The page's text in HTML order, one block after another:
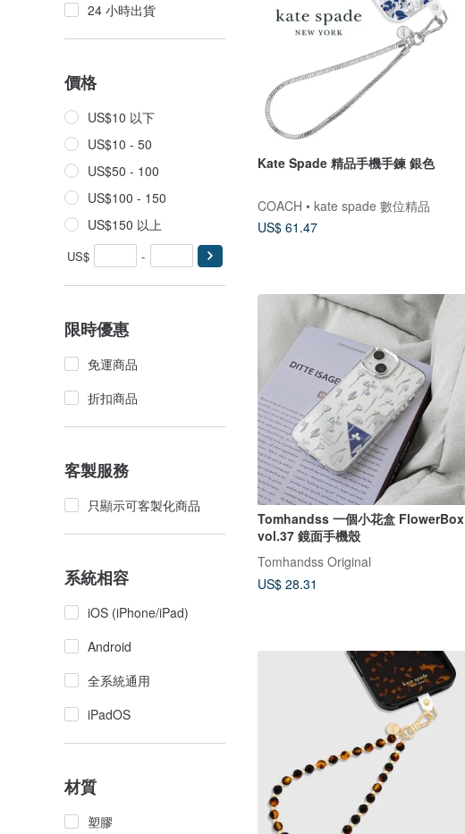
24 小時出貨
價格
US$10 以下
US$10 - 50
US$50 - 100
US$100 - 150
US$150 以上
US$ -
限時優惠
免運商品
折扣商品
客製服務
只顯示可客製化商品
系統相容
iOS (iPhone/iPad)
Android
全系統通用
iPadOS
材質
塑膠
Kate Spade 精品手機手鍊 銀色
COACH • kate spade 數位精品
US$ 61.47
Tomhandss 一個小花盒 FlowerBox
vol.37 鏡面手機殼
Tomhandss Original
US$ 28.31